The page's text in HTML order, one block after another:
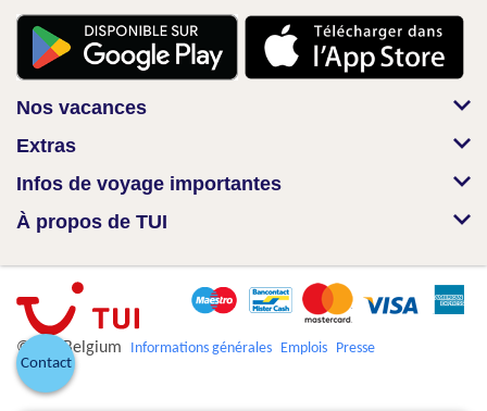
Nos vacances
Extras
Infos de voyage importantes
À propos de TUI
© TUI Belgium Informations générales Emplois Presse
Contact